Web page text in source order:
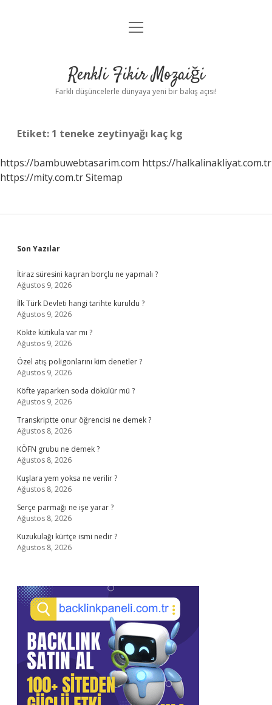
Anasayfa
Yasal Uyarı
menüyü
Renkli Fikir Mozaiği
Farklı düşüncelerle dünyaya yeni bir bakış açısı!
Etiket: 1 teneke zeytinyağı kaç kg
https://bambuwebtasarim.com https://halkalinakliyat.com.tr
https://mity.com.trSitemap
Sidebar
Son Yazılar
İtiraz süresini kaçıran borçlu ne yapmalı ?
Ağustos 9, 2026
İlk Türk Devleti hangi tarihte kuruldu ?
Ağustos 9, 2026
Kökte kütikula var mı ?
Ağustos 9, 2026
Özel atış poligonlarını kim denetler ?
Ağustos 9, 2026
Köfte yaparken soda dökülür mü ?
Ağustos 9, 2026
Transkriptte onur öğrencisi ne demek ?
Ağustos 8, 2026
KÖFN grubu ne demek ?
Ağustos 8, 2026
Kuşlara yem yoksa ne verilir ?
Ağustos 8, 2026
Serçe parmağı ne işe yarar ?
Ağustos 8, 2026
Kuzukulağı kürtçe ismi nedir ?
Ağustos 8, 2026